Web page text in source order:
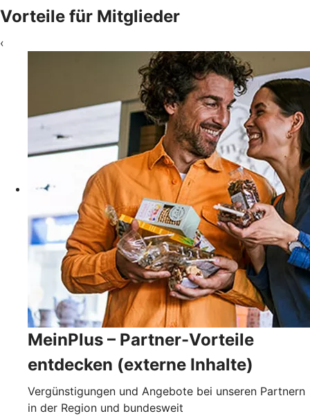
Vorteile für Mitglieder
‹
MeinPlus – Partner-Vorteile
entdecken (externe Inhalte)
Vergünstigungen und Angebote bei unseren Partnern
in der Region und bundesweit